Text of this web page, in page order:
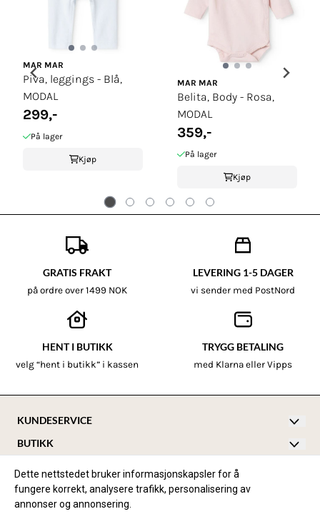
MAR MAR
Piva, leggings - Blå,
MODAL
299,-
På lager
Kjøp
MAR MAR
Belita, Body - Rosa,
MODAL
359,-
På lager
Kjøp
GRATIS FRAKT
på ordre over 1499 NOK
LEVERING 1-5 DAGER
vi sender med PostNord
HENT I BUTIKK
velg “hent i butikk” i kassen
TRYGG BETALING
med Klarna eller Vipps
KUNDESERVICE
hallo@barneredet.no
Storgata 16 (Inngang fra Kongensgate)
BUTIKK
Kontakt oss
Om oss
FØLG OSS
Dette nettstedet bruker informasjonskapsler for å
fungere korrekt, analysere trafikk, personalisering av
annonser og annonsering.